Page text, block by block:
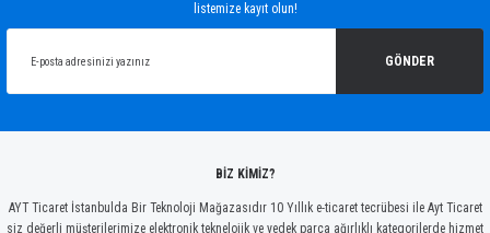
Ürün açıklamasında eksik bilgiler bulunuyor.
listemize kayıt olun!
GÖNDER
BİZ KİMİZ?
AYT Ticaret İstanbulda Bir Teknoloji Mağazasıdır 10 Yıllık e-ticaret tecrübesi ile Ayt Ticaret
siz değerli müşterilerimize elektronik teknelojik ve yedek parça ağırlıklı kategorilerde hizmet